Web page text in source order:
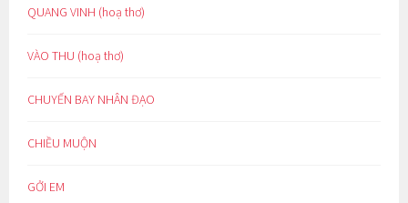
QUANG VINH (hoạ thơ)
VÀO THU (hoạ thơ)
CHUYẾN BAY NHÂN ĐẠO
CHIỀU MUỘN
GỞI EM